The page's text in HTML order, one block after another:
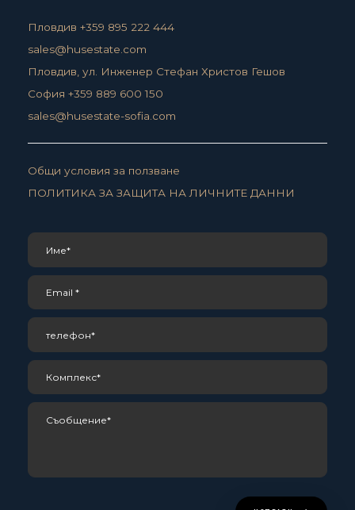
Пловдив +359 895 222 444
sales@husestate.com
Пловдив, ул. Инженер Стефан Христов Гешов
София +359 889 600 150
sales@husestate-sofia.com
Общи условия за ползване
ПОЛИТИКА ЗА ЗАЩИТА НА ЛИЧНИТЕ ДАННИ